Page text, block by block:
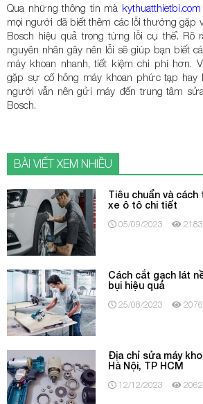
Qua những thông tin mà kythuatthietbi.com
mọi người đã biết thêm các lỗi thường gặp
Bosch hiệu quả trong từng lỗi cụ thể. Rõ
nguyên nhân gây nên lỗi sẽ giúp bạn biết
máy khoan nhanh, tiết kiệm chi phí hơn.
gặp sự cố hỏng máy khoan phức tạp hay
người vẫn nên gửi máy đến trung tâm
Bosch.
BÀI VIẾT XEM NHIỀU
Tiêu chuẩn và
xe ô tô chi tiết
05/09/2023 2183
Cách cắt gạch lát
bụi hiệu quả
25/08/2023 2076
Địa chỉ sửa máy
Hà Nội, TP HCM
12/12/2023 2062